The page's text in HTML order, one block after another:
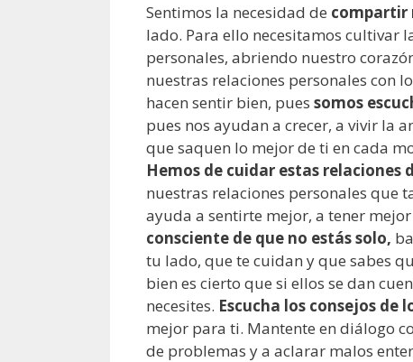
Sentimos la necesidad de compartir
lado. Para ello necesitamos cultivar
personales, abriendo nuestro
nuestras relaciones personales con
hacen sentir bien, pues somos
pues nos ayudan a crecer, a vivir la
que saquen lo mejor de ti en cada
Hemos de cuidar estas relaciones
nuestras relaciones personales que
ayuda a sentirte mejor, a tener
consciente de que no estás solo,
tu lado, que te cuidan y que sabes
bien es cierto que si ellos se dan
necesites. Escucha los consejos de
mejor para ti. Mantente en diálogo
de problemas y a aclarar malos